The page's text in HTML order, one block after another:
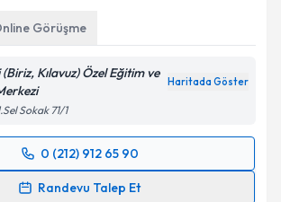
okudum ve kişisel verilerimin belirtilen
Takvim Talebini Gönder
Görüşme
Kılavuz) Özel Eğitim ve
Haritada Göster
Sokak 71/1
0 (212) 912 65 90
Randevu Talep Et
Takvimi Talebi